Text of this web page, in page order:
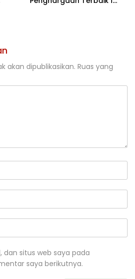
akan dipublikasikan. Ruas yang
dan situs web saya pada
saya berikutnya.